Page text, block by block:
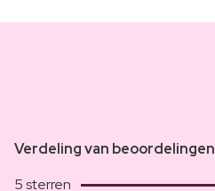
Verdeling van beoordelingen
5 sterren